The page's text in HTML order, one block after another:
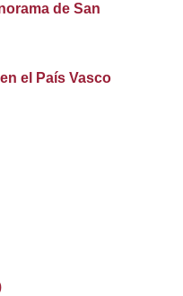
de San
el País Vasco